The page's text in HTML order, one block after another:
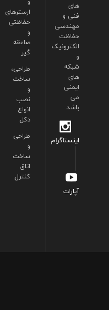
ارسترهای
حفاظتی
و
صاعقه
گیر
طراحی،
ساخت
و
نصب
انواع
دکل
طراحی
و
ساخت
اتاق
کنترل
های
فنی و
مهندسی
حفاظت
الکترونیک
و
شبکه
های
ایمنی
می
باشد.
اینستاگرام
آپارات